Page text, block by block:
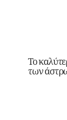
Το
των